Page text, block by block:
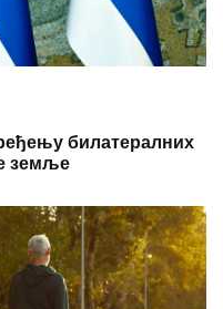
билатералних
земље